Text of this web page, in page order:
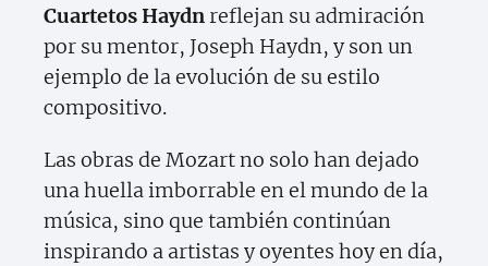
Cuartetos Haydnreflejan su admiración
por su mentor, Joseph Haydn, y son un
ejemplo de la evolución de su estilo
compositivo.
Las obras de Mozart no solo han dejado
una huella imborrable en el mundo de la
música, sino que también continúan
inspirando a artistas y oyentes hoy en día,